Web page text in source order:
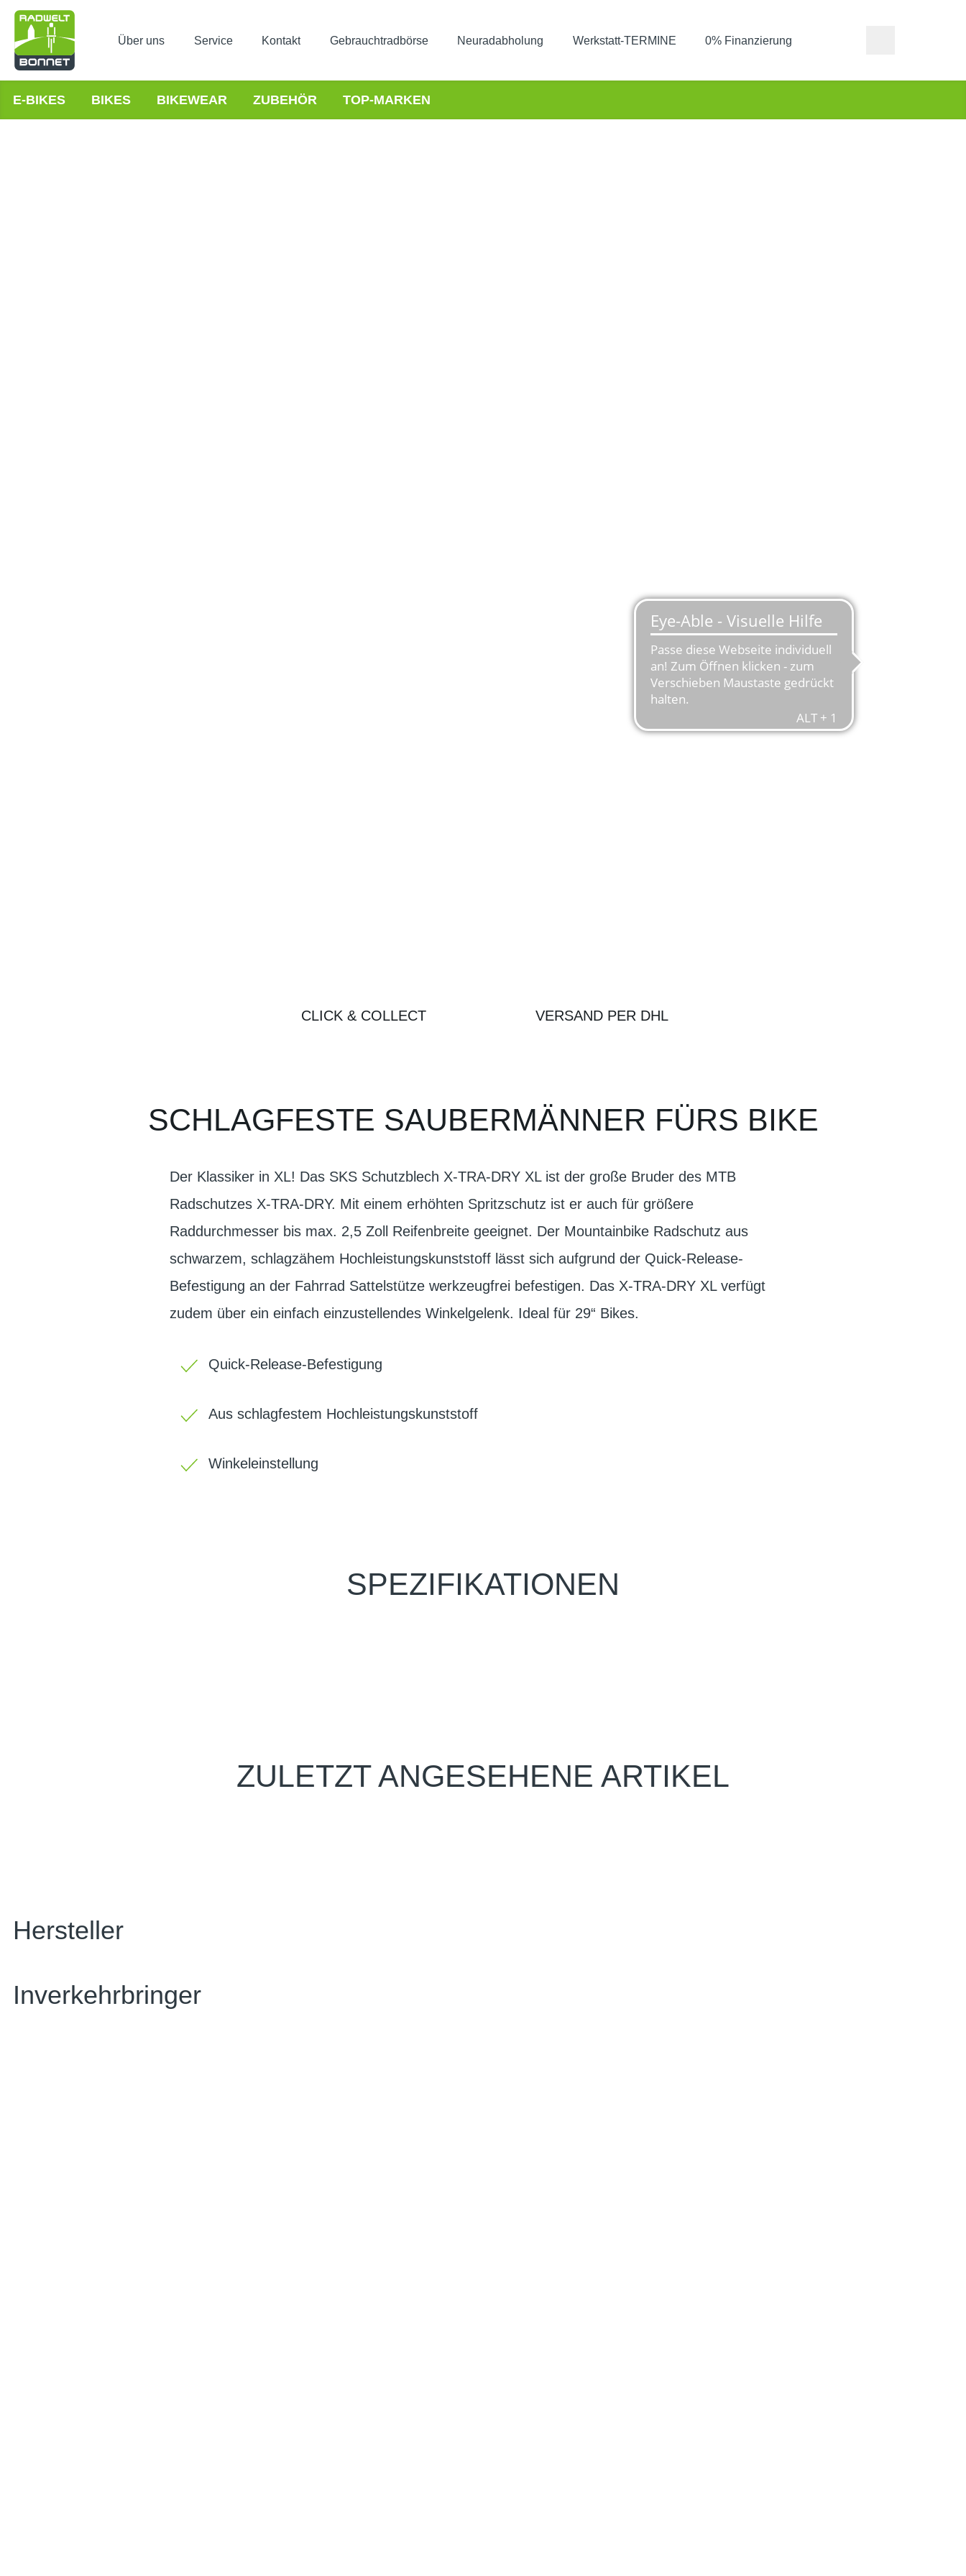
Über uns Service Kontakt Gebrauchtradbörse Neuradabholung Werkstatt-TERMINE 0% Finanzierung
E-BIKES BIKES BIKEWEAR ZUBEHÖR TOP-MARKEN
CLICK & COLLECT VERSAND PER DHL
SCHLAGFESTE SAUBERMÄNNER FÜRS BIKE
Der Klassiker in XL! Das SKS Schutzblech X-TRA-DRY XL ist der große Bruder des MTB
Radschutzes X-TRA-DRY. Mit einem erhöhten Spritzschutz ist er auch für größere
Raddurchmesser bis max. 2,5 Zoll Reifenbreite geeignet. Der Mountainbike Radschutz aus
schwarzem, schlagzähem Hochleistungskunststoff lässt sich aufgrund der Quick-Release-
Befestigung an der Fahrrad Sattelstütze werkzeugfrei befestigen. Das X-TRA-DRY XL verfügt
zudem über ein einfach einzustellendes Winkelgelenk. Ideal für 29“ Bikes.
Quick-Release-Befestigung
Aus schlagfestem Hochleistungskunststoff
Winkeleinstellung
SPEZIFIKATIONEN
ZULETZT ANGESEHENE ARTIKEL
Hersteller
Inverkehrbringer